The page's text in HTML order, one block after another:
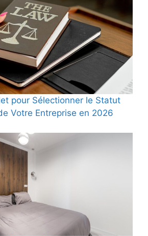
pour Sélectionner le Statut
Votre Entreprise en 2026